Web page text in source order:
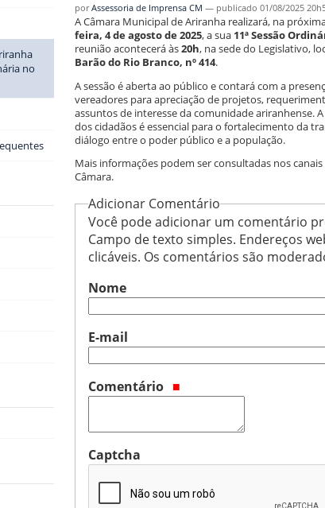
no
porAssessoria de Imprensa CM — publicado 01/08/2025
A Câmara Municipal de Ariranha realizará, na
feira, 4 de agosto de 2025, a sua 11ª Sessão
reunião acontecerá às20h, na sede do Legislativo,
Barão do Rio Branco, nº 414.
A sessão é aberta ao público e contará com a
vereadores para apreciação de projetos,
assuntos de interesse da comunidade ariranhense.
dos cidadãos é essencial para o fortalecimento da
diálogo entre o poder público e a população.
Mais informações podem ser consultadas nos
Câmara.
Adicionar Comentário
Você pode adicionar um comentário
Campo de texto simples. Endereços
clicáveis. Os comentários são
Nome
E-mail
Comentário
Captcha